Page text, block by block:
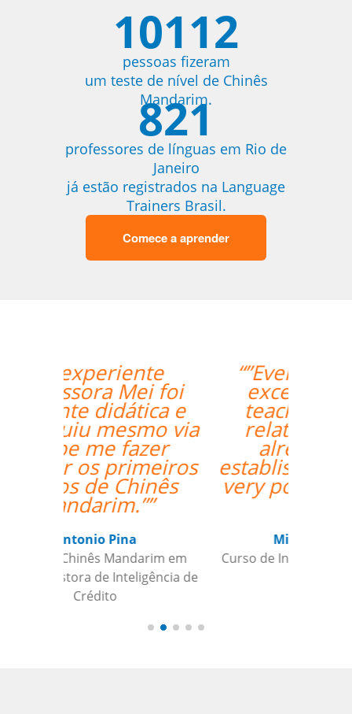
10112
pessoas fizeram
um teste de nível de Chinês
Mandarim.
821
professores de línguas em Rio de
Janeiro
já estão registrados na Language
Trainers Brasil.
Comece a aprender
“”Everything went
excellently! The
teacher/student
relationship has
already been
established, and it's a
very positive one for
me.””
Miguel Moneró
Curso de Inglês em Rio de Janeiro